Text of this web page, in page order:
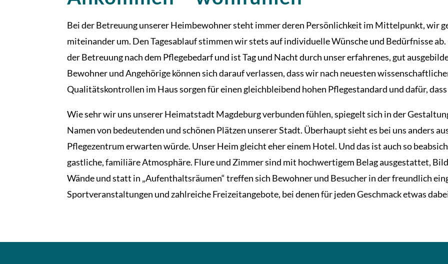
Bei der Betreuung unserer Heimbewohner steht immer deren Persönlichkeit im Mittelpunkt, wir
miteinander um. Den Tagesablauf stimmen wir stets auf individuelle Wünsche und Bedürfnisse
der Betreuung nach dem Pflegebedarf und ist Tag und Nacht durch unser erfahrenes, gut
Bewohner und Angehörige können sich darauf verlassen, dass wir nach neuesten
Qualitätskontrollen im Haus sorgen für einen gleichbleibend hohen Pflegestandard und dafür,
Wie sehr wir uns unserer Heimatstadt Magdeburg verbunden fühlen, spiegelt sich in der
Namen von bedeutenden und schönen Plätzen unserer Stadt. Überhaupt sieht es bei uns anders
Pflegezentrum erwarten würde. Unser Heim gleicht eher einem Hotel. Und das ist auch so
gastliche, familiäre Atmosphäre. Flure und Zimmer sind mit hochwertigem Belag ausgestattet,
Wände und statt in „Aufenthaltsräumen“ treffen sich Bewohner und Besucher in der freundlich
Sportveranstaltungen und zahlreiche Freizeitangebote, bei denen für jeden Geschmack etwas